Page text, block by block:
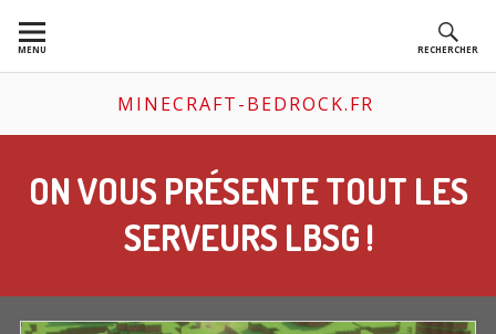
auMENU RECHERCHER
MINECRAFT-BEDROCK.FR
ON VOUS PRÉSENTE TOUT LES
SERVEURS LBSG !